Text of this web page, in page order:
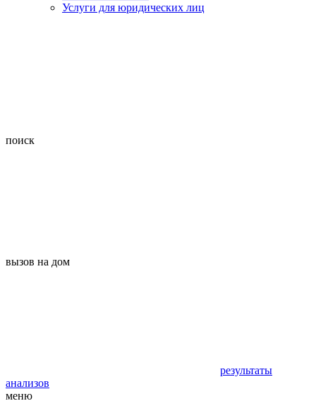
Услуги для юридических лиц
поиск
вызов на дом
результаты
анализов
меню